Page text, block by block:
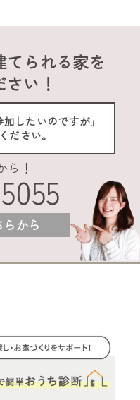
てられる家を
い！
したいのですが」
ださい。
ら！
から